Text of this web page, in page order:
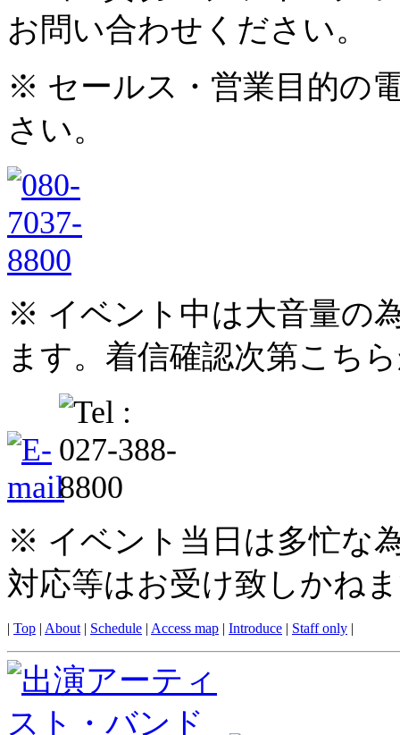
お問い合わせください。
※ セールス・営業目的の
さい。
※ イベント中は大音量の
ます。着信確認次第こち
※ イベント当日は多忙な
対応等はお受け致しかね
| Top | About | Schedule | Access map | Introduce | Staff only |